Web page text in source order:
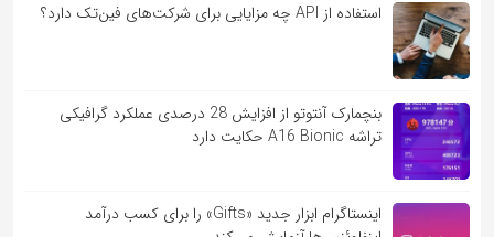
استفاده از API چه مزایایی برای شرکت‌های فین‌تک دارد؟
بنچمارک آنتوتو از افزایش 28 درصدی عملکرد گرافیکی
تراشه A16 Bionic حکایت دارد
اینستاگرام ابزار جدید «Gifts» را برای کسب درآمد